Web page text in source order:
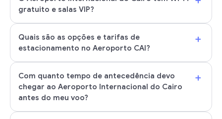
gratuito e salas VIP?
Quais são as opções e tarifas de
estacionamento no Aeroporto CAI?
+
Com quanto tempo de antecedência devo
chegar ao Aeroporto Internacional do Cairo
antes do meu voo?
+